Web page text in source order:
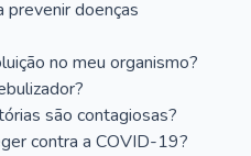
prevenir doenças
no meu organismo?
são contagiosas?
contra a COVID-19?